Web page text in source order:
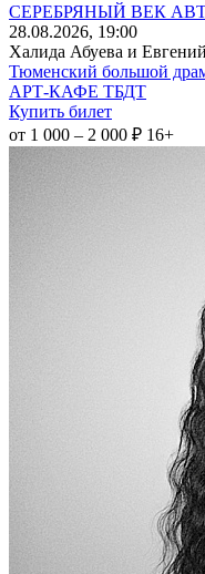
СЕРЕБРЯНЫЙ ВЕК
28.08.2026, 19:00
Халида Абуева и
Тюменский большой
АРТ-КАФЕ ТБДТ
Купить билет
от 1 000 – 2 000 ₽ 16+